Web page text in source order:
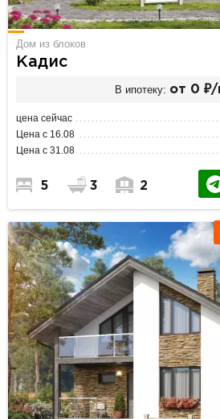
Дом из блоков
Кадис
В ипотеку: от 0 ₽/
цена сейчас
Цена с 16.08
Цена с 31.08
5 3 2